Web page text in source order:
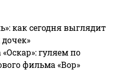
как сегодня выглядит
гуляем по
фильма «Вор»